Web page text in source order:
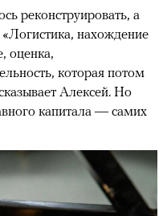
реконструировать, а
нахождение
оценка,
которая потом
Алексей. Но
капитала — самих